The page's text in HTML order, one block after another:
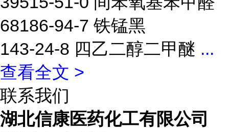
68186-94-7 铁锰黑
143-24-8 四乙二醇二甲醚 ...
查看全文 >
联系我们
湖北信康医药化工有限公司